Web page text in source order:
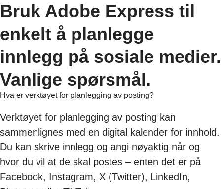
Bruk Adobe Express til
enkelt å planlegge
innlegg på sosiale medier.
Vanlige spørsmål.
Hva er verktøyet for planlegging av posting?
Verktøyet for planlegging av posting kan
sammenlignes med en digital kalender for innhold.
Du kan skrive innlegg og angi nøyaktig når og
hvor du vil at de skal postes – enten det er på
Facebook, Instagram, X (Twitter), LinkedIn,